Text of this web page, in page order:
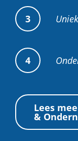
3
4
Lees
&